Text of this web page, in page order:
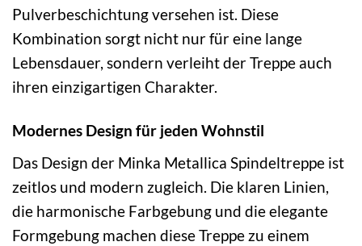
Pulverbeschichtung versehen ist. Diese
Kombination sorgt nicht nur für eine lange
Lebensdauer, sondern verleiht der Treppe auch
ihren einzigartigen Charakter.
Modernes Design für jeden Wohnstil
Das Design der Minka Metallica Spindeltreppe ist
zeitlos und modern zugleich. Die klaren Linien,
die harmonische Farbgebung und die elegante
Formgebung machen diese Treppe zu einem